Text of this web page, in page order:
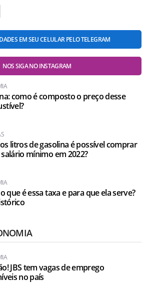
EM SEU CELULAR PELO TELEGRAM
NOS SIGA NO INSTAGRAM
como é composto o preço desse
litros de gasolina é possível comprar
mínimo em 2022?
o que é essa taxa e para que ela serve?
JBS tem vagas de emprego
no país